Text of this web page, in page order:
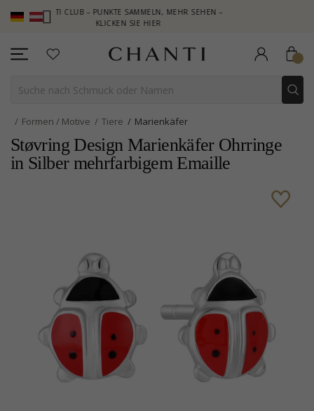
CLUB – PUNKTE SAMMELN, MEHR SEHEN –
KLICKEN SIE HIER
Formen / Motive Tiere Marienkäfer
Støvring Design Marienkäfer Ohrringe
in Silber mehrfarbigem Emaille